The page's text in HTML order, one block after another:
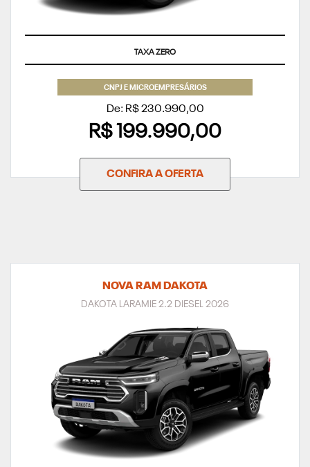
APROVEITE
CNPJ E MICROEMPRESÁRIOS
De: R$ 230.990,00
R$ 199.990,00
CONFIRA A OFERTA
NOVA RAM DAKOTA
DAKOTA LARAMIE 2.2 DIESEL 2026